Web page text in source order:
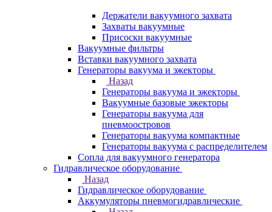
Держатели вакуумного захвата
Захваты вакуумные
Присоски вакуумные
Вакуумные фильтры
Вставки вакуумного захвата
Генераторы вакуума и эжекторы
Назад
Генераторы вакуума и эжекторы
Вакуумные базовые эжекторы
Генераторы вакуума для
пневмоостровов
Генераторы вакуума компактные
Генераторы вакуума с распределителем
Сопла для вакуумного генератора
Гидравлическое оборудование
Назад
Гидравлическое оборудование
Аккумуляторы пневмогидравлические